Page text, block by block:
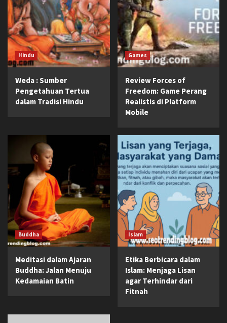
Hindu
Weda : Sumber
Pengetahuan Tertua
dalam Tradisi Hindu
Games
Review Forces of
Freedom: Game Perang
Realistis di Platform
Mobile
Buddha
Meditasi dalam Ajaran
Buddha: Jalan Menuju
Kedamaian Batin
Islam
Etika Berbicara dalam
Islam: Menjaga Lisan
agar Terhindar dari
Fitnah